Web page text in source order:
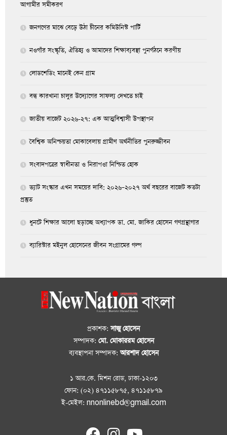
আগামীর সমীকরণ
জনগণের মাঝে বেড়ে উঠা চীনের কমিউনিস্ট পার্টি
নওগাঁর সংস্কৃতি, ঐতিহ্য ও আমাদের শিক্ষাব্যবস্থা পুনর্গঠনে করণীয়
লোডশেডিং মানেই কেন গ্রাম
বন্ধ কারখানা চালুর উদ্যোগের সাফল্য দেখতে চাই
জাতীয় বাজেট ২০২৬-২৭: এক আত্মবিশ্বাসী উপস্থাপন
বৈশ্বিক অনিশ্চয়তা মোকাবেলায় গ্রামীণ অর্থনীতির পুনরুজ্জীবন
সংবাদপত্রের স্বাধীনতা ও নিরাপওা নিশ্চিত হোক
ভ্যাট সংস্কার এখন সময়ের দাবি: ২০২৬–২০২৭ অর্থ বছরের বাজেট কতটা
প্রস্তুত
ধুনটে শিক্ষার আলো ছড়াচ্ছে অধ্যাপক ডা. মো. জাকির হোসেন গণগ্রন্থাগার
ব্যারিস্টার মইনুল হোসেনের জীবন সংগ্রামের গল্প
প্রকাশক:সাজু হোসেন
সম্পাদক: মো. মোকাররম হোসেন
ব্যবস্থাপনা সম্পাদক:আরশাদ হোসেন
১ আর.কে. মিশন রোড, ঢাকা-১২০৩
ফোন: (০২) ৪৭১১৫৮৭৫, ৪৭১১৫৮৭৯
ই-মেইল: nnonlinebd@gmail.com
fab fab fab